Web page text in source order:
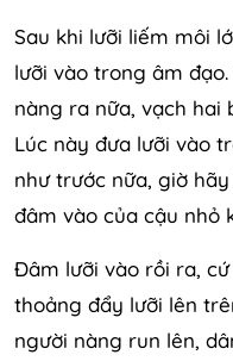
Sau khi lưỡi liếm môi
lưỡi vào trong âm
nàng ra nữa, vạch hai
Lúc này đưa lưỡi vào
như trước nữa, giờ
đâm vào của cậu nhỏ
Đâm lưỡi vào rồi ra,
thoảng đẩy lưỡi lên
người nàng run lên,